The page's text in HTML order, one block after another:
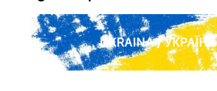
UKRAINA / УКРАЇНА